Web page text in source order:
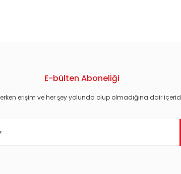
E-bülten Aboneliği
erişim ve her şey yolunda olup olmadığına dair